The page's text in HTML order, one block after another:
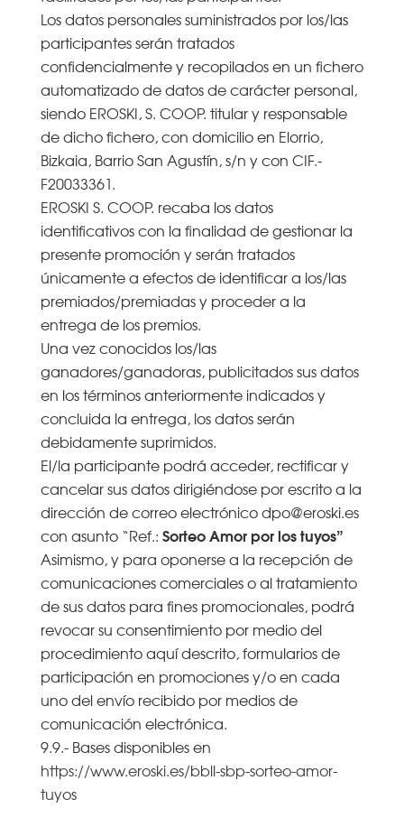
Los datos personales suministrados por los/las
participantes serán tratados
confidencialmente y recopilados en un fichero
automatizado de datos de carácter personal,
siendo EROSKI, S. COOP. titular y responsable
de dicho fichero, con domicilio en Elorrio,
Bizkaia, Barrio San Agustín, s/n y con CIF.-
F20033361.
EROSKI S. COOP. recaba los datos
identificativos con la finalidad de gestionar la
presente promoción y serán tratados
únicamente a efectos de identificar a los/las
premiados/premiadas y proceder a la
entrega de los premios.
Una vez conocidos los/las
ganadores/ganadoras, publicitados sus datos
en los términos anteriormente indicados y
concluida la entrega, los datos serán
debidamente suprimidos.
El/la participante podrá acceder, rectificar y
cancelar sus datos dirigiéndose por escrito a la
dirección de correo electrónico dpo@eroski.es
con asunto “Ref.: Sorteo Amor por los tuyos”
Asimismo, y para oponerse a la recepción de
comunicaciones comerciales o al tratamiento
de sus datos para fines promocionales, podrá
revocar su consentimiento por medio del
procedimiento aquí descrito, formularios de
participación en promociones y/o en cada
uno del envío recibido por medios de
comunicación electrónica.
9.9.- Bases disponibles en
https://www.eroski.es/bbll-sbp-sorteo-amor-
tuyos